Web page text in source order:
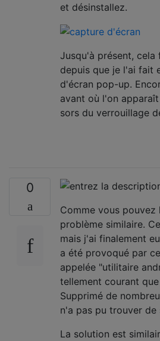
et désinstallez.
Jusqu'à présent,
depuis que je l'ai fait
d'écran pop-up.
avant où l'on
sors du verrouillage
0
Comme vous pouvez
problème similaire.
mais j'ai finalement
a été provoqué par
appelée "utilitaire
tellement courant
Supprimé de
n'a pas pu trouver de
La solution est